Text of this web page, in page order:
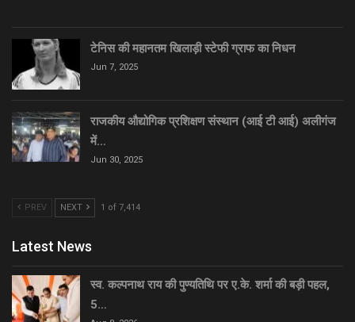
टेनिस की महानतम खिलाड़ी स्टेफी ग्राफ का निधन
Jun 7, 2025
राजकीय औद्योगिक प्रशिक्षण संस्थान (आई टी आई) अलीगंज
में…
Jun 30, 2025
PREV NEXT 1 of 7,414
Latest News
स्व. कल्पनाथ राय की पुण्यतिथि पर ए.के. शर्मा की बड़ी पहल,
5…